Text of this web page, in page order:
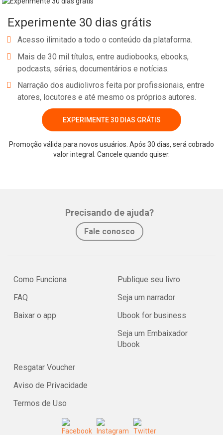
Experimente 30 dias grátis
Acesso ilimitado a todo o conteúdo da plataforma.
Mais de 30 mil títulos, entre audiobooks, ebooks,
podcasts, séries, documentários e notícias.
Narração dos audiolivros feita por profissionais, entre
atores, locutores e até mesmo os próprios autores.
EXPERIMENTE 30 DIAS GRÁTIS
Promoção válida para novos usuários. Após 30 dias, será cobrado
valor integral. Cancele quando quiser.
Precisando de ajuda?
Fale conosco
Como Funciona
FAQ
Baixar o app
Publique seu livro
Seja um narrador
Ubook for business
Seja um Embaixador
Ubook
Resgatar Voucher
Aviso de Privacidade
Termos de Uso